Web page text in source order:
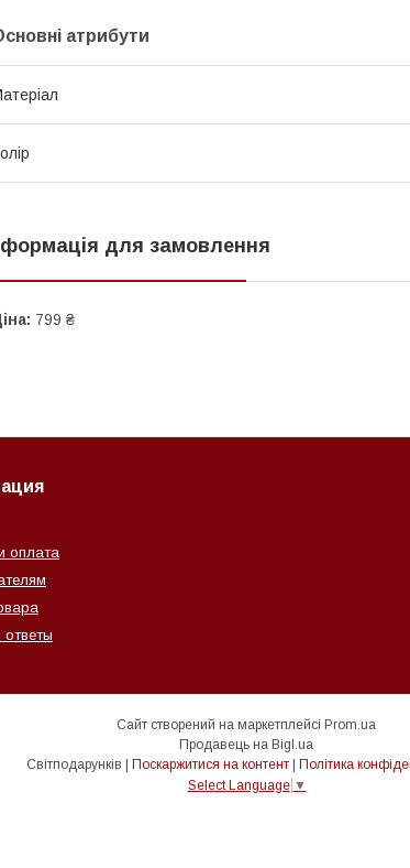
атрибути
для замовлення
799 ₴
оплата
Сайт створений на маркетплейсі Prom.ua
Продавець на Bigl.ua
Поскаржитися на контент
Політика
Select Language ▼